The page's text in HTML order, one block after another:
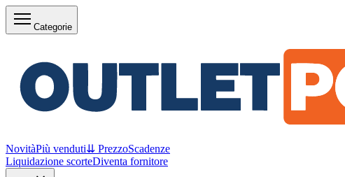
Categorie
NovitàPiù venduti⇊ PrezzoScadenze
Liquidazione scorteDiventa fornitore